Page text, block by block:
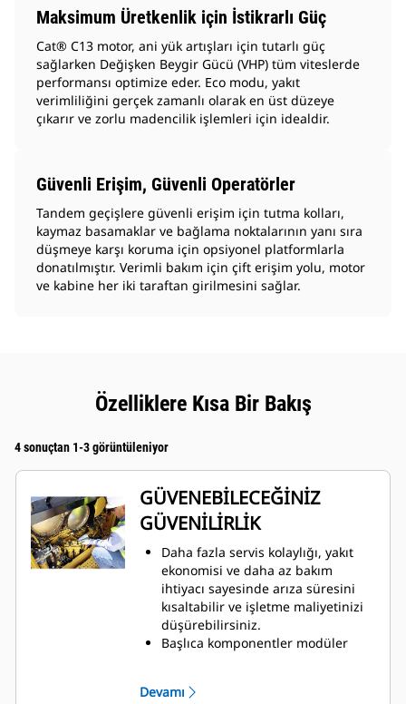
Maksimum Üretkenlik için İstikrarlı Güç
Cat® C13 motor, ani yük artışları için tutarlı güç
sağlarken Değişken Beygir Gücü (VHP) tüm viteslerde
performansı optimize eder. Eco modu, yakıt
verimliliğini gerçek zamanlı olarak en üst düzeye
çıkarır ve zorlu madencilik işlemleri için idealdir.
Güvenli Erişim, Güvenli Operatörler
Tandem geçişlere güvenli erişim için tutma kolları,
kaymaz basamaklar ve bağlama noktalarının yanı sıra
düşmeye karşı koruma için opsiyonel platformlarla
donatılmıştır. Verimli bakım için çift erişim yolu, motor
ve kabine her iki taraftan girilmesini sağlar.
Özelliklere Kısa Bir Bakış
4 sonuçtan 1-3 görüntüleniyor
GÜVENEBİLECEĞİNİZ
GÜVENİLİRLİK
Daha fazla servis kolaylığı, yakıt
ekonomisi ve daha az bakım
ihtiyacı sayesinde arıza süresini
kısaltabilir ve işletme maliyetinizi
düşürebilirsiniz.
Başlıca komponentler modüler
çıkarılıp yeniden takılabilir ve
Devamı